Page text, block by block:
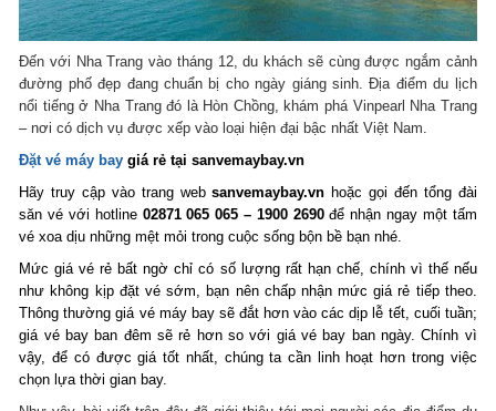
Đến với Nha Trang vào tháng 12, du khách sẽ cùng được ngắm cảnh
đường phố đẹp đang chuẩn bị cho ngày giáng sinh. Địa điểm du lịch
nổi tiếng ở Nha Trang đó là Hòn Chồng, khám phá Vinpearl Nha Trang
– nơi có dịch vụ được xếp vào loại hiện đại bậc nhất Việt Nam.
Đặt vé máy bay giá rẻ tại sanvemaybay.vn
Hãy truy cập vào trang websanvemaybay.vn hoặc gọi đến tổng đài
săn vé với hotline 02871 065 065 – 1900 2690để nhận ngay một tấm
vé xoa dịu những mệt mỏi trong cuộc sống bộn bề bạn nhé.
Mức giá vé rẻ bất ngờ chỉ có số lượng rất hạn chế, chính vì thế nếu
như không kịp đặt vé sớm, bạn nên chấp nhận mức giá rẻ tiếp theo.
Thông thường giá vé máy bay sẽ đắt hơn vào các dịp lễ tết, cuối tuần;
giá vé bay ban đêm sẽ rẻ hơn so với giá vé bay ban ngày. Chính vì
vậy, để có được giá tốt nhất, chúng ta cần linh hoạt hơn trong việc
chọn lựa thời gian bay.